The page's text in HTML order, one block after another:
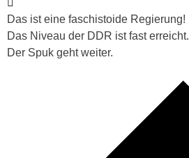
Das ist eine faschistoide Regierung!
Das Niveau der DDR ist fast erreicht.
Der Spuk geht weiter.